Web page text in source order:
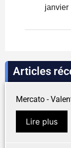
janvier
Articles
Mercato -
Lire plus